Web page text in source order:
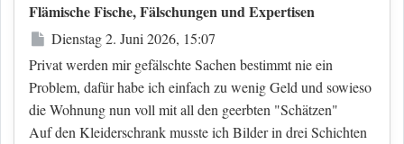
Flämische Fische, Fälschungen und Expertisen
Beitrag
Dienstag 2. Juni 2026, 15:07
Privat werden mir gefälschte Sachen bestimmt nie ein
Problem, dafür habe ich einfach zu wenig Geld und sowieso
die Wohnung nun voll mit all den geerbten "Schätzen"
Auf den Kleiderschrank musste ich Bilder in drei Schichten